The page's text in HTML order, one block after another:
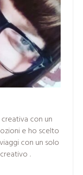
con un
e ho scelto
con un solo
.